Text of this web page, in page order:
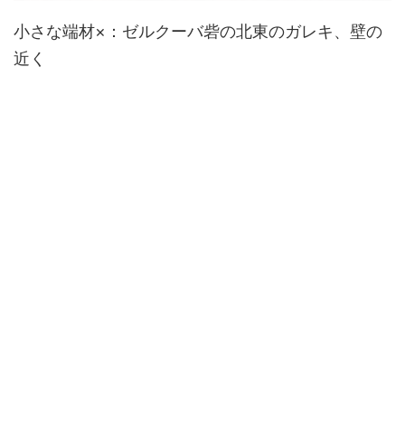
小さな端材×：ゼルクーバ砦の北東のガレキ、壁の
近く